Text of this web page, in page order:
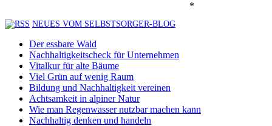
*
NEUES VOM SELBSTSORGER-BLOG
Der essbare Wald
Nachhaltigkeitscheck für Unternehmen
Vitalkur für alte Bäume
Viel Grün auf wenig Raum
Bildung und Nachhaltigkeit vereinen
Achtsamkeit in alpiner Natur
Wie man Regenwasser nutzbar machen kann
Nachhaltig denken und handeln